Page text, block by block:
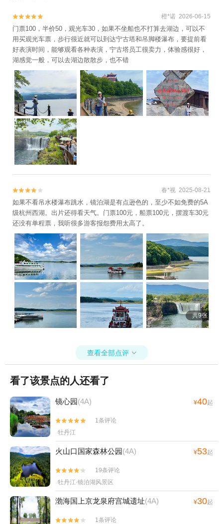

 橙*诺 2026-06-15
门票100，半价50，观光车30，如果不坐船也不打算去湖边，可以不
用买观光车票，步行很近就可以到达宁古塔和吊脚楼瀑布，要提前看
好表演时间，能够观看各种表演，宁古塔员工很卖力，体验感很好，
湖感觉一般，可以去湖边散散步，也不错

 春*视 2025-08-21
如果不看吊水楼瀑布跳水，镜泊湖是有点逊色的，至少不如免费的5A
级杭州西湖。出片还得看天气。门票100元，船票100元，摆渡车30元
还没有单程票，我听很多游客报怨费用太高了。
共9张
查看全部点评 
看了该景点的人还看了
镜心园(4A) ¥40起


1条评论
牡丹江
火山口国家森林公园(4A) ¥53起


19条评论
牡丹江·镜泊湖风景区
渤海国上京龙泉府宫城遗址(4A) ¥30起

 1条评论